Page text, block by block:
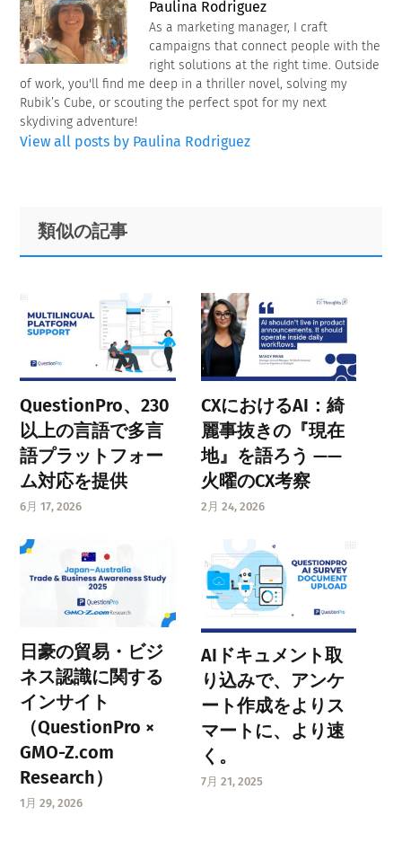
Paulina Rodriguez
As a marketing manager, I craft
campaigns that connect people with the
right solutions at the right time. Outside
of work, you'll find me deep in a thriller novel, solving my
Rubik’s Cube, or scouting the perfect spot for my next
skydiving adventure!
View all posts by Paulina Rodriguez
Primary
Sidebar
Footer
類似の記事
QuestionPro、230
以上の言語で多言
語プラットフォー
ム対応を提供
6月 17, 2026
CXにおけるAI：綺
麗事抜きの『現在
地』を語ろう ——
火曜のCX考察
2月 24, 2026
日豪の貿易・ビジ
ネス認識に関する
インサイト
（QuestionPro ×
GMO-Z.com
Research）
1月 29, 2026
AIドキュメント取
り込みで、アンケ
ート作成をよりス
マートに、より速
く。
7月 21, 2025